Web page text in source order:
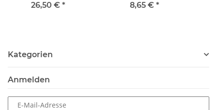
26,50 € *
8,65 € *
Kategorien
Anmelden
E-Mail-Adresse